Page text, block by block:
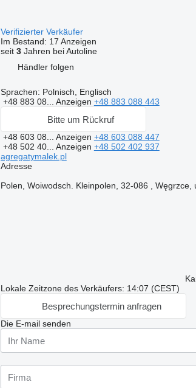
Verifizierter Verkäufer
Im Bestand: 17 Anzeigen
seit 3Jahren bei Autoline
Händler folgen
Sprachen: Polnisch, Englisch
+48 883 08... Anzeigen +48 883 088 443
Bitte um Rückruf
+48 603 08... Anzeigen +48 603 088 447
+48 502 40... Anzeigen +48 502 402 937
agregatymalek.pl
Adresse
Polen, Woiwodsch. Kleinpolen, 32-086 ,
Lokale Zeitzone des Verkäufers: 14:07 (CEST)
Besprechungstermin anfragen
Die E-mail senden